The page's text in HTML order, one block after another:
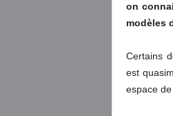
on
modèles
Certains
est
espace de